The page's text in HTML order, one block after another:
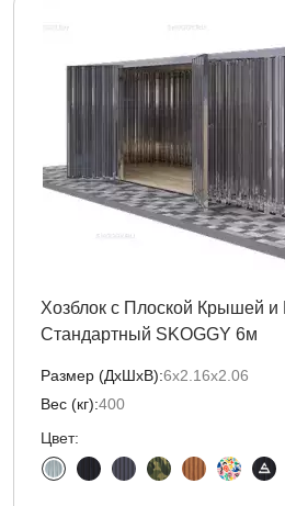
Хозблок с Плоской Крышей
Стандартный SKOGGY 6м
Размер (ДxШxВ):6х2.16х2.06
Вес (кг):400
Цвет: